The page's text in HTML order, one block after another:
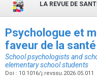
LA REVUE DE
Psychologue et
faveur de la
School psychologists and
elementary school students
Doi : 10.1016/j.revssu.2026.05.011